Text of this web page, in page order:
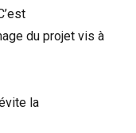
du projet vis à
la